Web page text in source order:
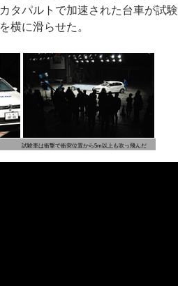
タパルトで加速された台車が試験
横に滑らせた。
試験車は衝撃で衝突位置から5m以上も吹っ飛んだ